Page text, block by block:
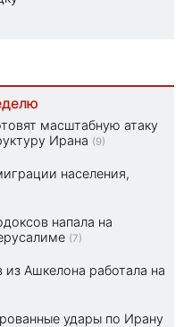
масштабную атаку
Ирана (9)
населения,
напала на
(7)
Ашкелона работала на
удары по Ирану